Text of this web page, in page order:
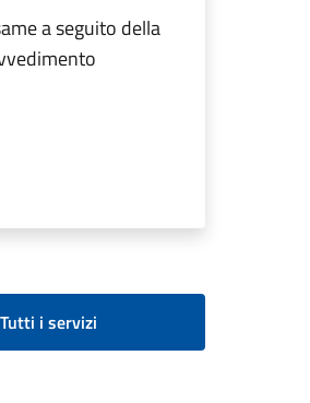
a seguito della
Tutti i servizi